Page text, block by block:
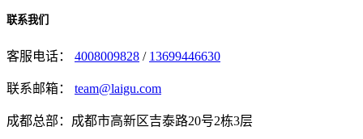
联系我们
客服电话： 4008009828 / 13699446630
联系邮箱： team@laigu.com
成都总部：成都市高新区吉泰路20号2栋3层